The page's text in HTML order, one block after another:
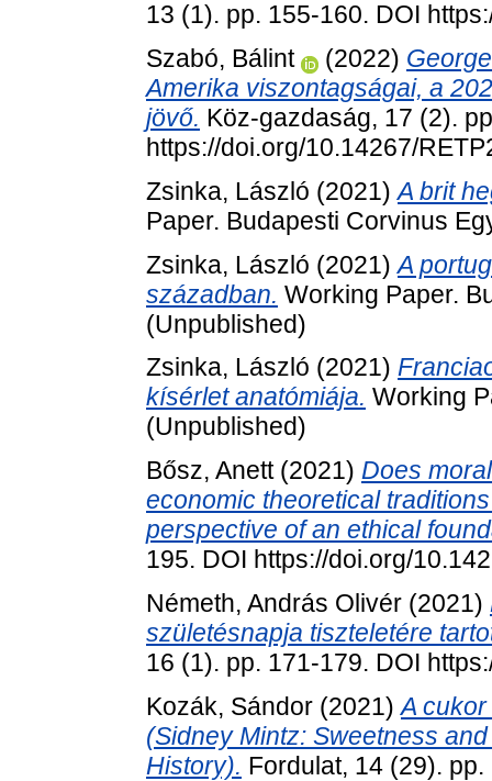
13 (1). pp. 155-160. DOI
Szabó, Bálint
(2022)
Amerika viszontagságai, a
jövő. Köz-gazdaság, 17 (2).
https://doi.org/10.14267/
Zsinka, László (2021)A brit
Paper. Budapesti Corvinus
Zsinka, László (2021)A
században. Working Paper.
(Unpublished)
Zsinka, László (2021)
kísérlet anatómiája. Working
(Unpublished)
Bősz, Anett(2021) Does
economic theoretical
perspective of an ethical
195. DOI https://doi.org/
Németh, András Olivér (2021)
születésnapja tiszteletére
16 (1). pp. 171-179. DOI
Kozák, Sándor (2021)A
(Sidney Mintz: Sweetness
History). Fordulat, 14 (29).